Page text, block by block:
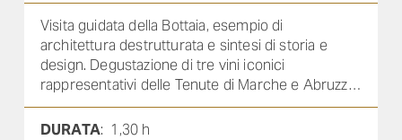
Visita guidata della Bottaia, esempio di
architettura destrutturata e sintesi di storia e
design. Degustazione di tre vini iconici
rappresentativi delle Tenute di Marche e Abruzzo:
Casal di Serra, San Lorenzo Rosso Conero,
Centovie Rosato.
DURATA: 1,30 h